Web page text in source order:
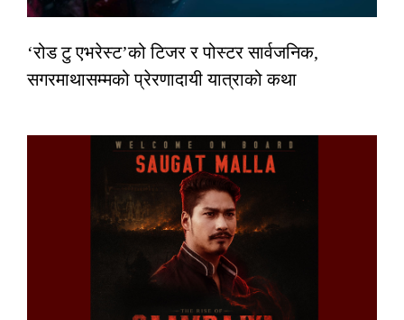
‘रोड टु एभरेस्ट’को टिजर र पोस्टर सार्वजनिक,
सगरमाथासम्मको प्रेरणादायी यात्राको कथा